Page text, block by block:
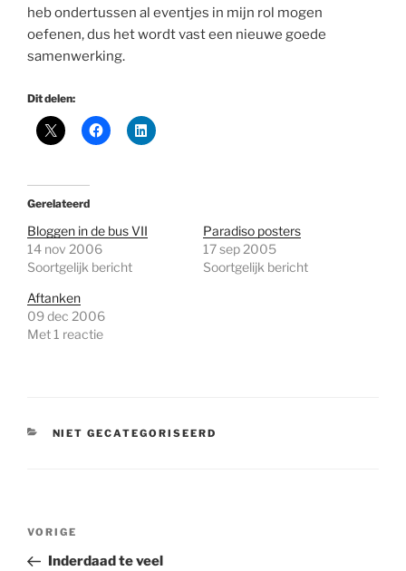
heb ondertussen al eventjes in mijn rol mogen
oefenen, dus het wordt vast een nieuwe goede
samenwerking.
Dit delen:
Gerelateerd
Bloggen in de bus VII
14 nov 2006
Soortgelijk bericht
Paradiso posters
17 sep 2005
Soortgelijk bericht
Aftanken
09 dec 2006
Met 1 reactie
CATEGORIEËN
NIET GECATEGORISEERD
Bericht
Vorig
bericht
VORIGE
Inderdaad te veel